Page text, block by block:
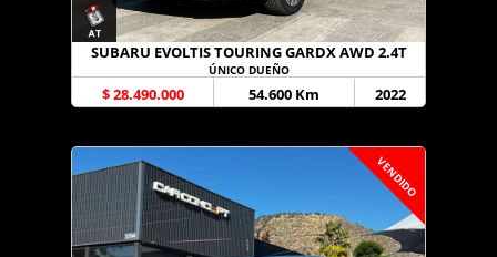
SUBARU EVOLTIS TOURING GARDX AWD 2.4T
ÚNICO DUEÑO
$ 28.490.000 54.600 Km 2022
VENDIDO